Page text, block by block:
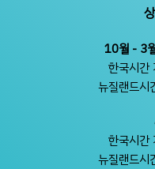
10월 - 3
한국시
뉴질랜드
한국시
뉴질랜드